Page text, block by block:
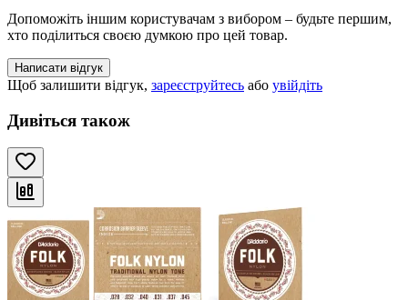
Допоможіть іншим користувачам з вибором – будьте першим,
хто поділиться своєю думкою про цей товар.
Написати відгук
Щоб залишити відгук, зареєструйтесь або увійдіть
Дивіться також